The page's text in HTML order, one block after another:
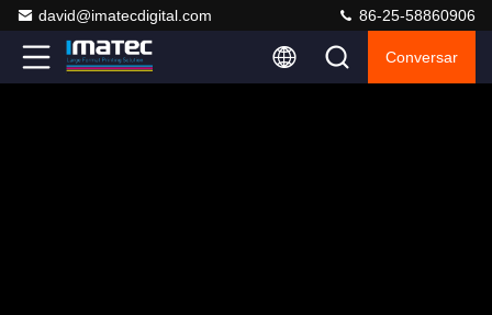
david@imatecdigital.com 86-25-58860906
Conversar